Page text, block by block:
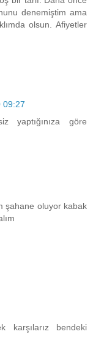
denemiştim ama
olsun. Afiyetler
09:27
yaptığınıza göre
şahane oluyor kabak
karşılarız bendeki